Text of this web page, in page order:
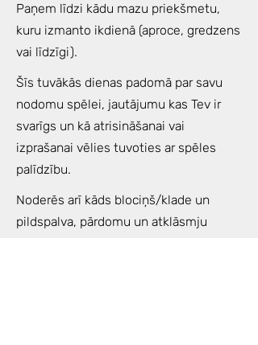
Paņem līdzi kādu mazu priekšmetu,
kuru izmanto ikdienā (aproce, gredzens
vai līdzīgi).
Šīs tuvākās dienas padomā par savu
nodomu spēlei, jautājumu kas Tev ir
svarīgs un kā atrisināšanai vai
izprašanai vēlies tuvoties ar spēles
palīdzību.
Noderēs arī kāds blociņš/klade un
pildspalva, pārdomu un atklāsmju